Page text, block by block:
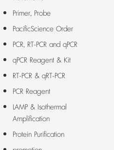
Primer, Probe
PacificScience Order
PCR, RT-PCR and qPCR
qPCR Reagent & Kit
RT-PCR & qRT-PCR
PCR Reagent
LAMP & Isothermal
Amplification
Protein Purification